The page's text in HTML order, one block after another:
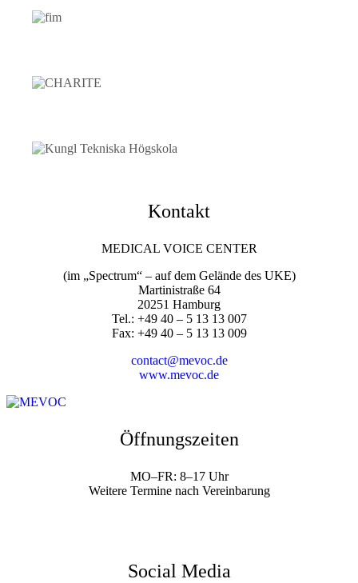
Kontakt
MEDICAL VOICE CENTER
(im „Spectrum“ – auf dem Gelände des UKE)
Martinistraße 64
20251 Hamburg
Tel.: +49 40 – 5 13 13 007
Fax: +49 40 – 5 13 13 009
contact@mevoc.de
www.mevoc.de
Öffnungszeiten
MO–FR: 8–17 Uhr
Weitere Termine nach Vereinbarung
Social Media